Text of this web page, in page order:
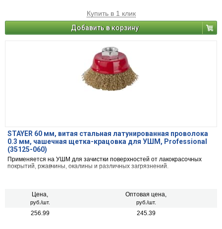
Купить в 1 клик
Добавить в корзину
STAYER 60 мм, витая стальная латунированная проволока
0.3 мм, чашечная щетка-крацовка для УШМ, Professional
(35125-060)
Применяется на УШМ для зачистки поверхностей от лакокрасочных
покрытий, ржавчины, окалины и различных загрязнений.
Цена,
руб./шт.
Оптовая цена,
руб./шт.
256.99 245.39